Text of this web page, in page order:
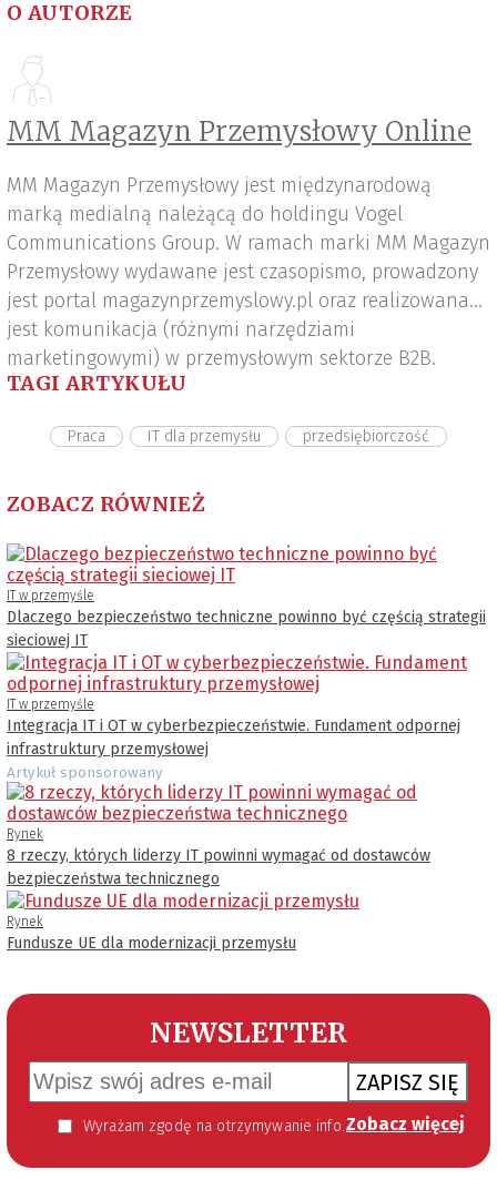
O AUTORZE
MM Magazyn Przemysłowy Online
MM Magazyn Przemysłowy jest międzynarodową
marką medialną należącą do holdingu Vogel
Communications Group. W ramach marki MM Magazyn
Przemysłowy wydawane jest czasopismo, prowadzony
jest portal magazynprzemyslowy.pl oraz realizowana
jest komunikacja (różnymi narzędziami
marketingowymi) w przemysłowym sektorze B2B.
TAGI ARTYKUŁU
Praca IT dla przemysłu przedsiębiorczość
ZOBACZ RÓWNIEŻ
IT w przemyśle
Dlaczego bezpieczeństwo techniczne powinno być częścią strategii
sieciowej IT
IT w przemyśle
Integracja IT i OT w cyberbezpieczeństwie. Fundament odpornej
infrastruktury przemysłowej
Artykuł sponsorowany
Rynek
8 rzeczy, których liderzy IT powinni wymagać od dostawców
bezpieczeństwa technicznego
Rynek
Fundusze UE dla modernizacji przemysłu
NEWSLETTER
ZAPISZ SIĘ
Wyrażam zgodę na otrzymywanie informacji handlowej kierowanej do mnie za pomocą środków komunikacji elektronicznej w szczególności poczty elektronicznej zgodnie z przepisem art. 10 ust 2 ustawy z dnia 18 lipca 2002 roku o świadczeniu usług drogą elektroniczną (Dz. U. 144 z 2002 r. poz. 1204). Zgoda jest dobrowolna, jednak jej wyrażenie jest konieczne, aby otrzymywać newsletter. Zobacz więcej